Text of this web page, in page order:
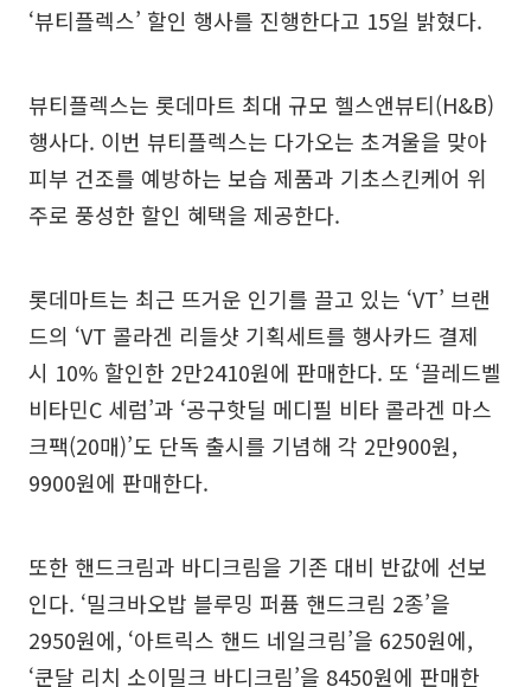
‘뷰티플렉스’ 할인 행사를 진행한다고 15일 밝혔다.
뷰티플렉스는 롯데마트 최대 규모 헬스앤뷰티(H&B)
행사다. 이번 뷰티플렉스는 다가오는 초겨울을 맞아
피부 건조를 예방하는 보습 제품과 기초스킨케어 위
주로 풍성한 할인 혜택을 제공한다.
롯데마트는 최근 뜨거운 인기를 끌고 있는 ‘VT’ 브랜
드의 ‘VT 콜라겐 리들샷 기획세트를 행사카드 결제
시 10% 할인한 2만2410원에 판매한다. 또 ‘끌레드벨
비타민C 세럼’과 ‘공구핫딜 메디필 비타 콜라겐 마스
크팩(20매)’도 단독 출시를 기념해 각 2만900원,
9900원에 판매한다.
또한 핸드크림과 바디크림을 기존 대비 반값에 선보
인다. ‘밀크바오밥 블루밍 퍼퓸 핸드크림 2종’을
2950원에, ‘아트릭스 핸드 네일크림’을 6250원에,
‘쿤달 리치 소이밀크 바디크림’을 8450원에 판매한